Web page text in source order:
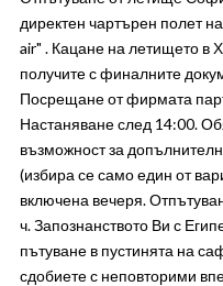
директен чартърен полет
air" . Кацане на летището в
получите с финалните
Посрещане от фирмата
Настаняване след 14:00.
възможност за
(избира се само един от
включена вечеря.
ч. Запознанството Ви с
пътуване в пустинята на
сдобиете с неповторими